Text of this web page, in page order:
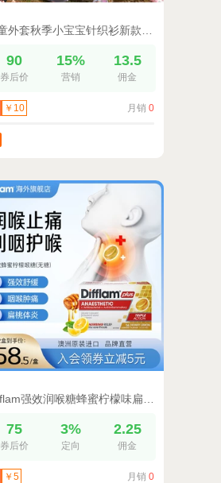
90
券后价
15%
营销
13.5
佣金
￥10 月销 0
75
券后价
3%
定向
2.25
佣金
￥5 月销 0